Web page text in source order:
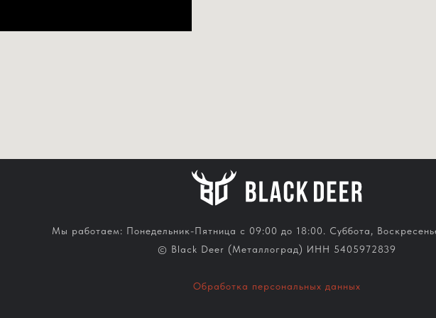
Мы работаем: Понедельник-Пятница с 09:00 до 18:00. Суббота,
© Black Deer (Металлоград) ИНН 5405972839
Обработка персональных данных